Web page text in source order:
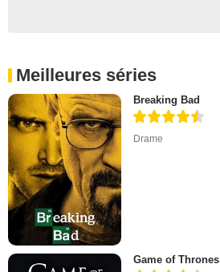
Meilleures séries
Breaking Bad
Drame
Game of Thrones